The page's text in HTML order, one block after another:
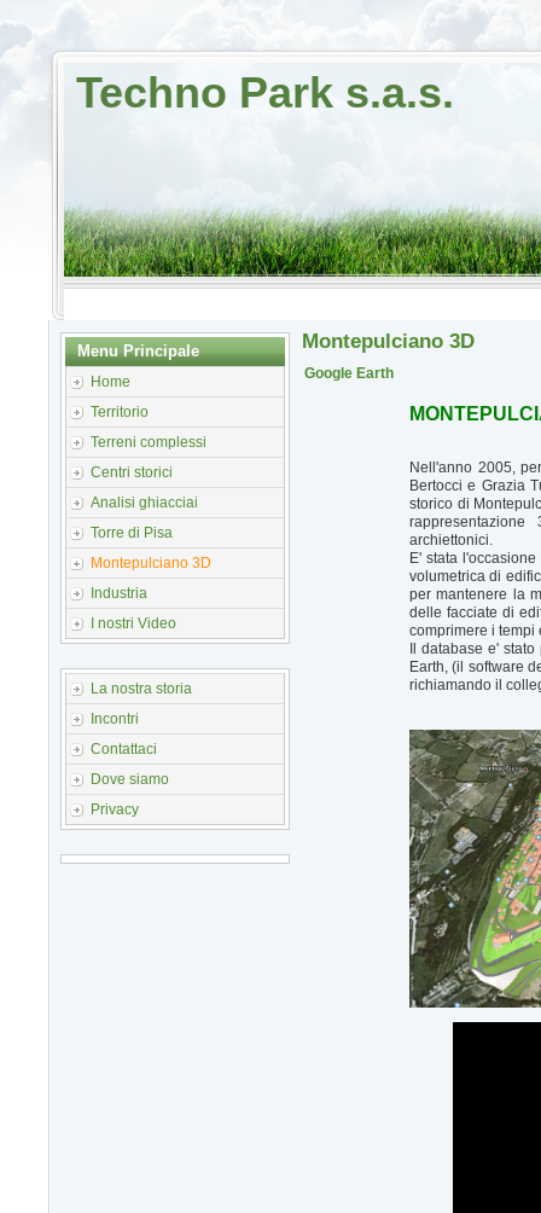
Techno Park s.a.s.
Menu Principale
Home
Territorio
Terreni complessi
Centri storici
Analisi ghiacciai
Torre di Pisa
Montepulciano 3D
Industria
I nostri Video
La nostra storia
Incontri
Contattaci
Dove siamo
Privacy
Montepulciano 3D
Google Earth
Nell'anno 2005,
Bertocci e Grazia
storico di
archiettonici.
E' stata
volumetrica di
per mantenere la
delle facciate di
comprimere i tempi
Il database e'
Earth, (il software
richiamando il